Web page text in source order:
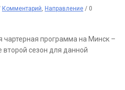
Комментарий, Направление / 0
чартерная программа на Минск –
сезон для данной